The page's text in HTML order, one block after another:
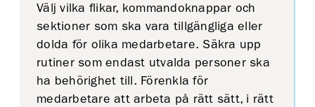
Välj vilka flikar, kommandoknappar och
sektioner som ska vara tillgängliga eller
dolda för olika medarbetare. Säkra upp
rutiner som endast utvalda personer ska
ha behörighet till. Förenkla för
medarbetare att arbeta på rätt sätt, i rätt